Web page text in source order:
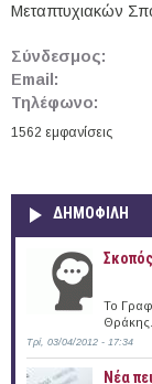
Μεταπτυχιακών
Σύνδεσμος:
Email:
Τηλέφωνο:
1562 εμφανίσεις
ΔΗΜΟΦΙΛΗ
Σκοπός
Το
Θράκης...
Τρί, 03/04/2012 - 17:34
Νέα